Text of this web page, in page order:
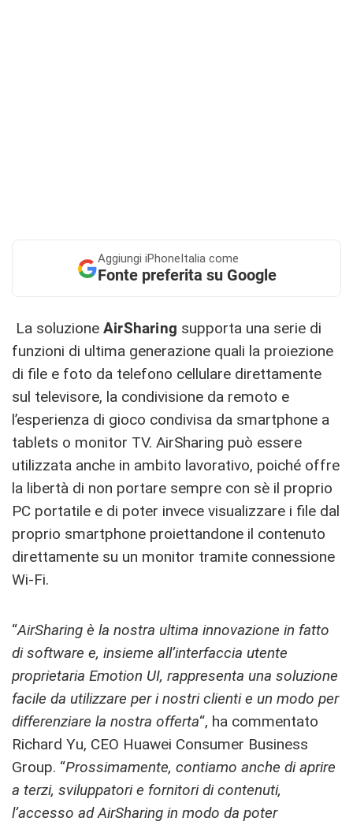
Aggiungi iPhoneItalia come
Fonte preferita su Google
La soluzione AirSharing supporta una serie di
funzioni di ultima generazione quali la proiezione
di file e foto da telefono cellulare direttamente
sul televisore, la condivisione da remoto e
l’esperienza di gioco condivisa da smartphone a
tablets o monitor TV. AirSharing può essere
utilizzata anche in ambito lavorativo, poiché offre
la libertà di non portare sempre con sè il proprio
PC portatile e di poter invece visualizzare i file dal
proprio smartphone proiettandone il contenuto
direttamente su un monitor tramite connessione
Wi-Fi.
“AirSharing è la nostra ultima innovazione in fatto
di software e, insieme all’interfaccia utente
proprietaria Emotion UI, rappresenta una soluzione
facile da utilizzare per i nostri clienti e un modo per
differenziare la nostra offerta“, ha commentato
Richard Yu, CEO Huawei Consumer Business
Group. “Prossimamente, contiamo anche di aprire
a terzi, sviluppatori e fornitori di contenuti,
l’accesso ad AirSharing in modo da poter